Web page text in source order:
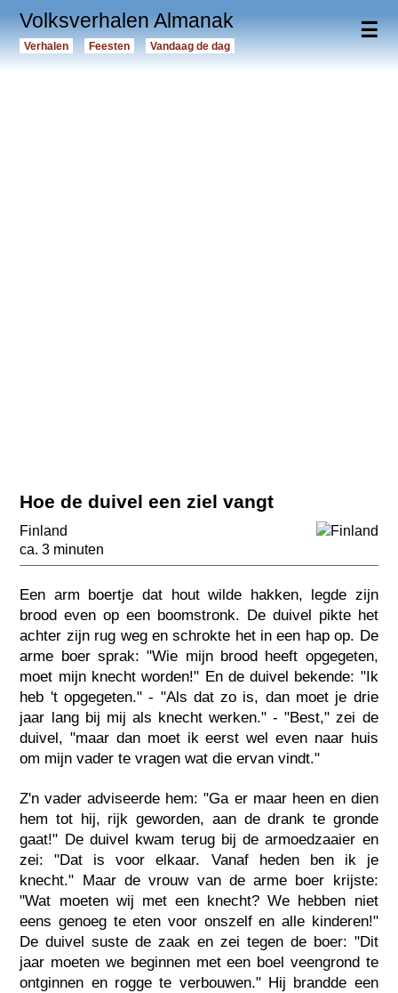
☰
Volksverhalen Almanak
Verhalen Feesten Vandaag de dag
Hoe de duivel een ziel vangt
Finland
ca. 3 minuten
Een arm boertje dat hout wilde hakken, legde zijn
brood even op een boomstronk. De duivel pikte het
achter zijn rug weg en schrokte het in een hap op. De
arme boer sprak: "Wie mijn brood heeft opgegeten,
moet mijn knecht worden!" En de duivel bekende: "Ik
heb 't opgegeten." - "Als dat zo is, dan moet je drie
jaar lang bij mij als knecht werken." - "Best," zei de
duivel, "maar dan moet ik eerst wel even naar huis
om mijn vader te vragen wat die ervan vindt."
Z'n vader adviseerde hem: "Ga er maar heen en dien
hem tot hij, rijk geworden, aan de drank te gronde
gaat!" De duivel kwam terug bij de armoedzaaier en
zei: "Dat is voor elkaar. Vanaf heden ben ik je
knecht." Maar de vrouw van de arme boer krijste:
"Wat moeten wij met een knecht? We hebben niet
eens genoeg te eten voor onszelf en alle kinderen!"
De duivel suste de zaak en zei tegen de boer: "Dit
jaar moeten we beginnen met een boel veengrond te
ontginnen en rogge te verbouwen." Hij brandde een